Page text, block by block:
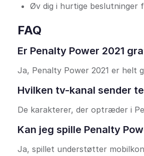
Øv dig i hurtige beslutninger
FAQ
Er Penalty Power 2021
Ja, Penalty Power 2021 er helt
Hvilken tv-kanal sender
De karakterer, der optræder i
Kan jeg spille Penalty
Ja, spillet understøtter